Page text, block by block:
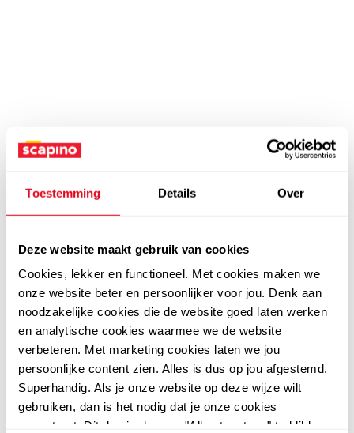
Toestemming Details Over
Deze website maakt gebruik van cookies
Cookies, lekker en functioneel. Met cookies maken we
onze website beter en persoonlijker voor jou. Denk aan
noodzakelijke cookies die de website goed laten werken
en analytische cookies waarmee we de website
verbeteren. Met marketing cookies laten we jou
persoonlijke content zien. Alles is dus op jou afgestemd.
Superhandig. Als je onze website op deze wijze wilt
gebruiken, dan is het nodig dat je onze cookies
accepteert. Dit doe je door op "Alles toestaan" te klikken.